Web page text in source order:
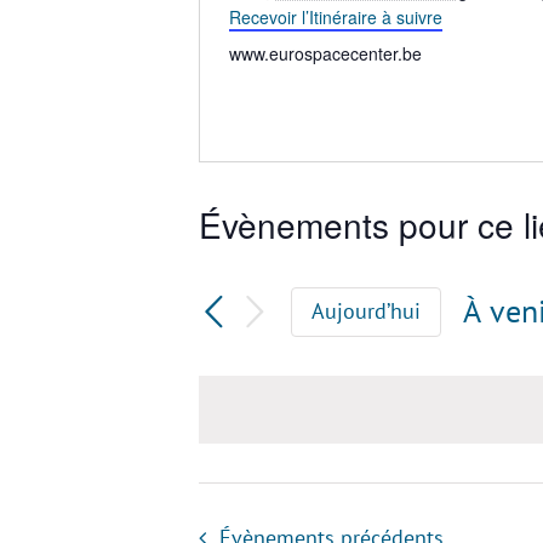
Recevoir l’Itinéraire à suivre
Téléphone
www.eurospacecenter.be
Évènements pour ce
Aujourd’hui
À
Évènements précédents